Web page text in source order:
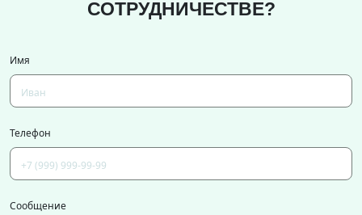
СОТРУДНИЧЕСТВЕ?
Имя
Телефон
Сообщение